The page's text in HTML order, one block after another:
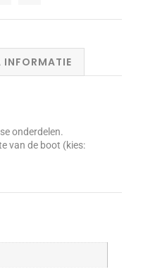
INFORMATIE
onderdelen.
van de boot (kies: